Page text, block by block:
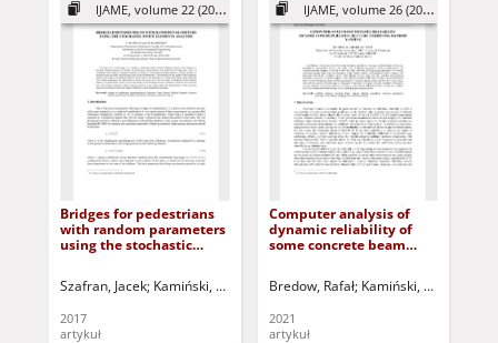
IJAME, volume 22 (2017)
Bridges for pedestrians
with random parameters
using the stochastic
Szafran, Jacek Kamiński, Marcin Jurczak, Paweł - red.
2017
artykuł
IJAME, volume 26 (2021)
Computer analysis of
dynamic reliability of
some concrete beam
Bredow, Rafał Kamiński, Marcin
2021
artykuł